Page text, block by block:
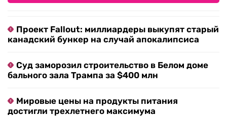
Проект Fallout: миллиардеры выкупят старый
канадский бункер на случай апокалипсиса
Суд заморозил строительство в Белом доме
бального зала Трампа за $400 млн
Мировые цены на продукты питания
достигли трехлетнего максимума